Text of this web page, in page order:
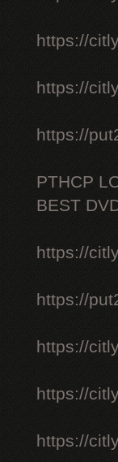
https://
https://
https://
PTHCP
BEST
https://
https://
https://
https://
https://